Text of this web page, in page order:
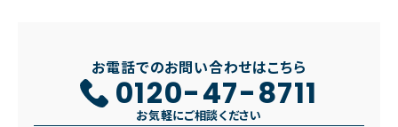
お電話でのお問い合わせはこちら
0120-47-8711
お気軽にご相談ください